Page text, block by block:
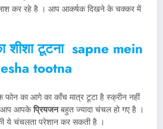
कर रहे है । आप आकर्षक दिखने के चक्कर में
शीशा टूटना sapne mein
tootna
का आगे का काँच मात्र टूटा है स्क्रीन नहीं
आप आपकेप्रियजनबहुत ज्यादा चंचल हो गए है ।
ये चंचलता परेशान कर सकती है ।